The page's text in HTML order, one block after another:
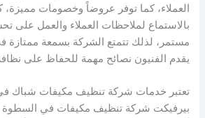
العملاء، كما توفر عروضاً وخصومات مميزة،
بالاستماع لملاحظات العملاء والعمل على
مستمر، لذلك تتمتع الشركة بسمعة ممتازة
يقدم الفنيون نصائح مهمة للحفاظ على
تعتبر خدمات شركة تنظيف مكيفات شباك
بيرفيكت شركة تنظيف مكيفات في السطوة